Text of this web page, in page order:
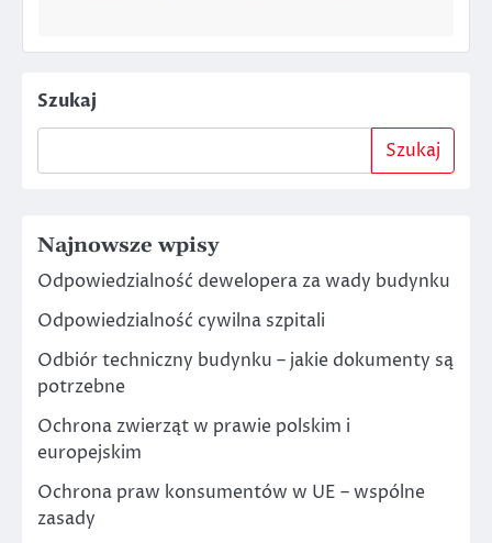
Szukaj
Szukaj
Najnowsze wpisy
Odpowiedzialność dewelopera za wady budynku
Odpowiedzialność cywilna szpitali
Odbiór techniczny budynku – jakie dokumenty są
potrzebne
Ochrona zwierząt w prawie polskim i
europejskim
Ochrona praw konsumentów w UE – wspólne
zasady